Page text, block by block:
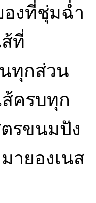
งที่ชุ่มฉ่ำ
ที่
ทุกส่วน
ครบทุก
รขนมปัง
ายองเนส